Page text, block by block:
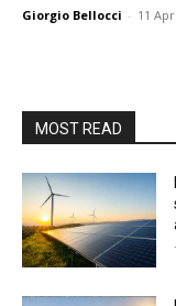
Giorgio Bellocci - 11
MOST READ